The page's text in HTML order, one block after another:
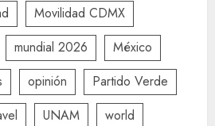
Movilidad CDMX
mundial 2026
México
opinión
Partido Verde
UNAM
world